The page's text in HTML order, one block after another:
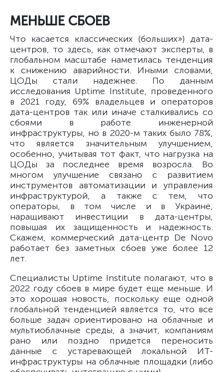
МЕНЬШЕ СБОЕВ
Что касается классических (больших») дата-
центров, то здесь, как отмечают эксперты, в
глобальном масштабе наметилась тенденция
к снижению аварийности. Иными словами,
ЦОДы стали надежнее. По данным
исследования Uptime Institute, проведенного
в 2021 году, 69% владельцев и операторов
дата-центров так или иначе сталкивались со
сбоями в работе инженерной
инфраструктуры, но в 2020-м таких было 78%,
что является значительным улучшением,
особенно, учитывая тот факт, что нагрузка на
ЦОДы за последнее время возросла. Во
многом улучшение связано с развитием
инструментов автоматизации и управления
инфраструктурой, а также с тем, что
операторы, в том числе и в Украине,
наращивают инвестиции в дата-центры,
повышая их защищенность и надежность.
Скажем, коммерческий дата-центр De Novo
работает без заметных сбоев уже более 12
лет.
Специалисты Uptime Institute полагают, что в
2022 году сбоев в мире будет еще меньше. И
это хорошая новость, поскольку еще одной
глобальной тенденцией является то, что все
больше задач ориентировано на облачные и
мультиоблачные среды, а значит, компаниям
рано или поздно придется переносить
данные с устаревающей локальной ИТ-
инфраструктуры на облачные площадки (либо